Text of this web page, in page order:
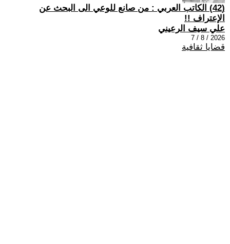
(42) الكاتب العربي : من صانع للوعي الى البحث عن
الإعتراف !!
علي سيف الرعيني
2026 / 8 / 7
قضايا ثقافية